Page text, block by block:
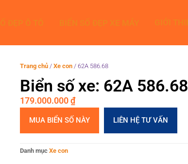
Trang chủ / Xe con / 62A 586.68
Biển số xe: 62A 586.68
179.000.000₫
MUA BIỂN SỐ NÀY LIÊN HỆ TƯ VẤN
Danh mục Xe con